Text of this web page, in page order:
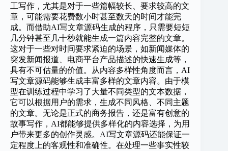
工写作，尤其是对于一些篇幅较长、要求较高的文
章，可能需要花费数小时甚至数天的时间才能完
成。而借助AI写文章源码生成的程序，只需要短短
几分钟甚至几十秒就能生成一篇内容完整的文章。
这对于一些对时间要求紧迫的场景，如新闻媒体的
突发新闻报道、电商平台产品描述的快速生成等，
具有不可估量的价值。从内容多样性角度而言，AI
写文章源码能够生成丰富多样的文章内容。由于模
型在训练过程中学习了大量不同类型的文本数据，
它可以根据用户的需求，生成不同风格、不同主题
的文章。无论是正式的商务报告，还是富有创意的
故事写作，AI都能够提供多样化的内容选择，为用
户带来更多的创作灵感。AI写文章源码还能保证一
定程度上的客观性和准确性。在处理一些事实性较